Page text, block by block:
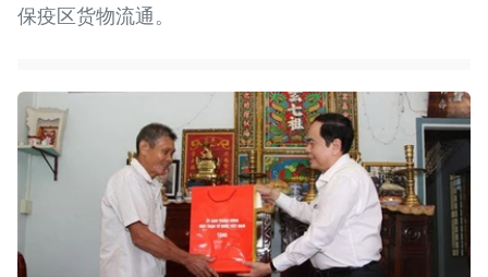
保疫区货物流通。